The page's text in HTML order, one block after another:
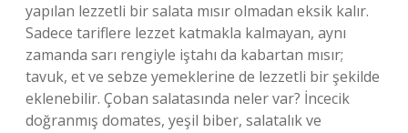
yapılan lezzetli bir salata mısır olmadan eksik kalır.
Sadece tariflere lezzet katmakla kalmayan, aynı
zamanda sarı rengiyle iştahı da kabartan mısır;
tavuk, et ve sebze yemeklerine de lezzetli bir şekilde
eklenebilir. Çoban salatasında neler var? İncecik
doğranmış domates, yeşil biber, salatalık ve